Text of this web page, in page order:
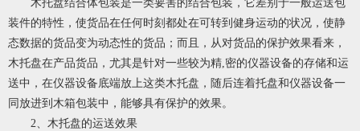
木托盘结合体包装是一类要害的结合包装，它差别于一般运送包
装件的特性，使货品在任何时刻都处在可转到健身运动的状况，使静
态数据的货品变为动态性的货品；而且，从对货品的保护效果看来，
木托盘在产品货品，尤其是针对一些较为精,密的仪器设备的存储和运
送中，在仪器设备底端放上这类木托盘，随后连着托盘和仪器设备一
同放进到木箱包装中，能够具有保护的效果。
2、木托盘的运送效果